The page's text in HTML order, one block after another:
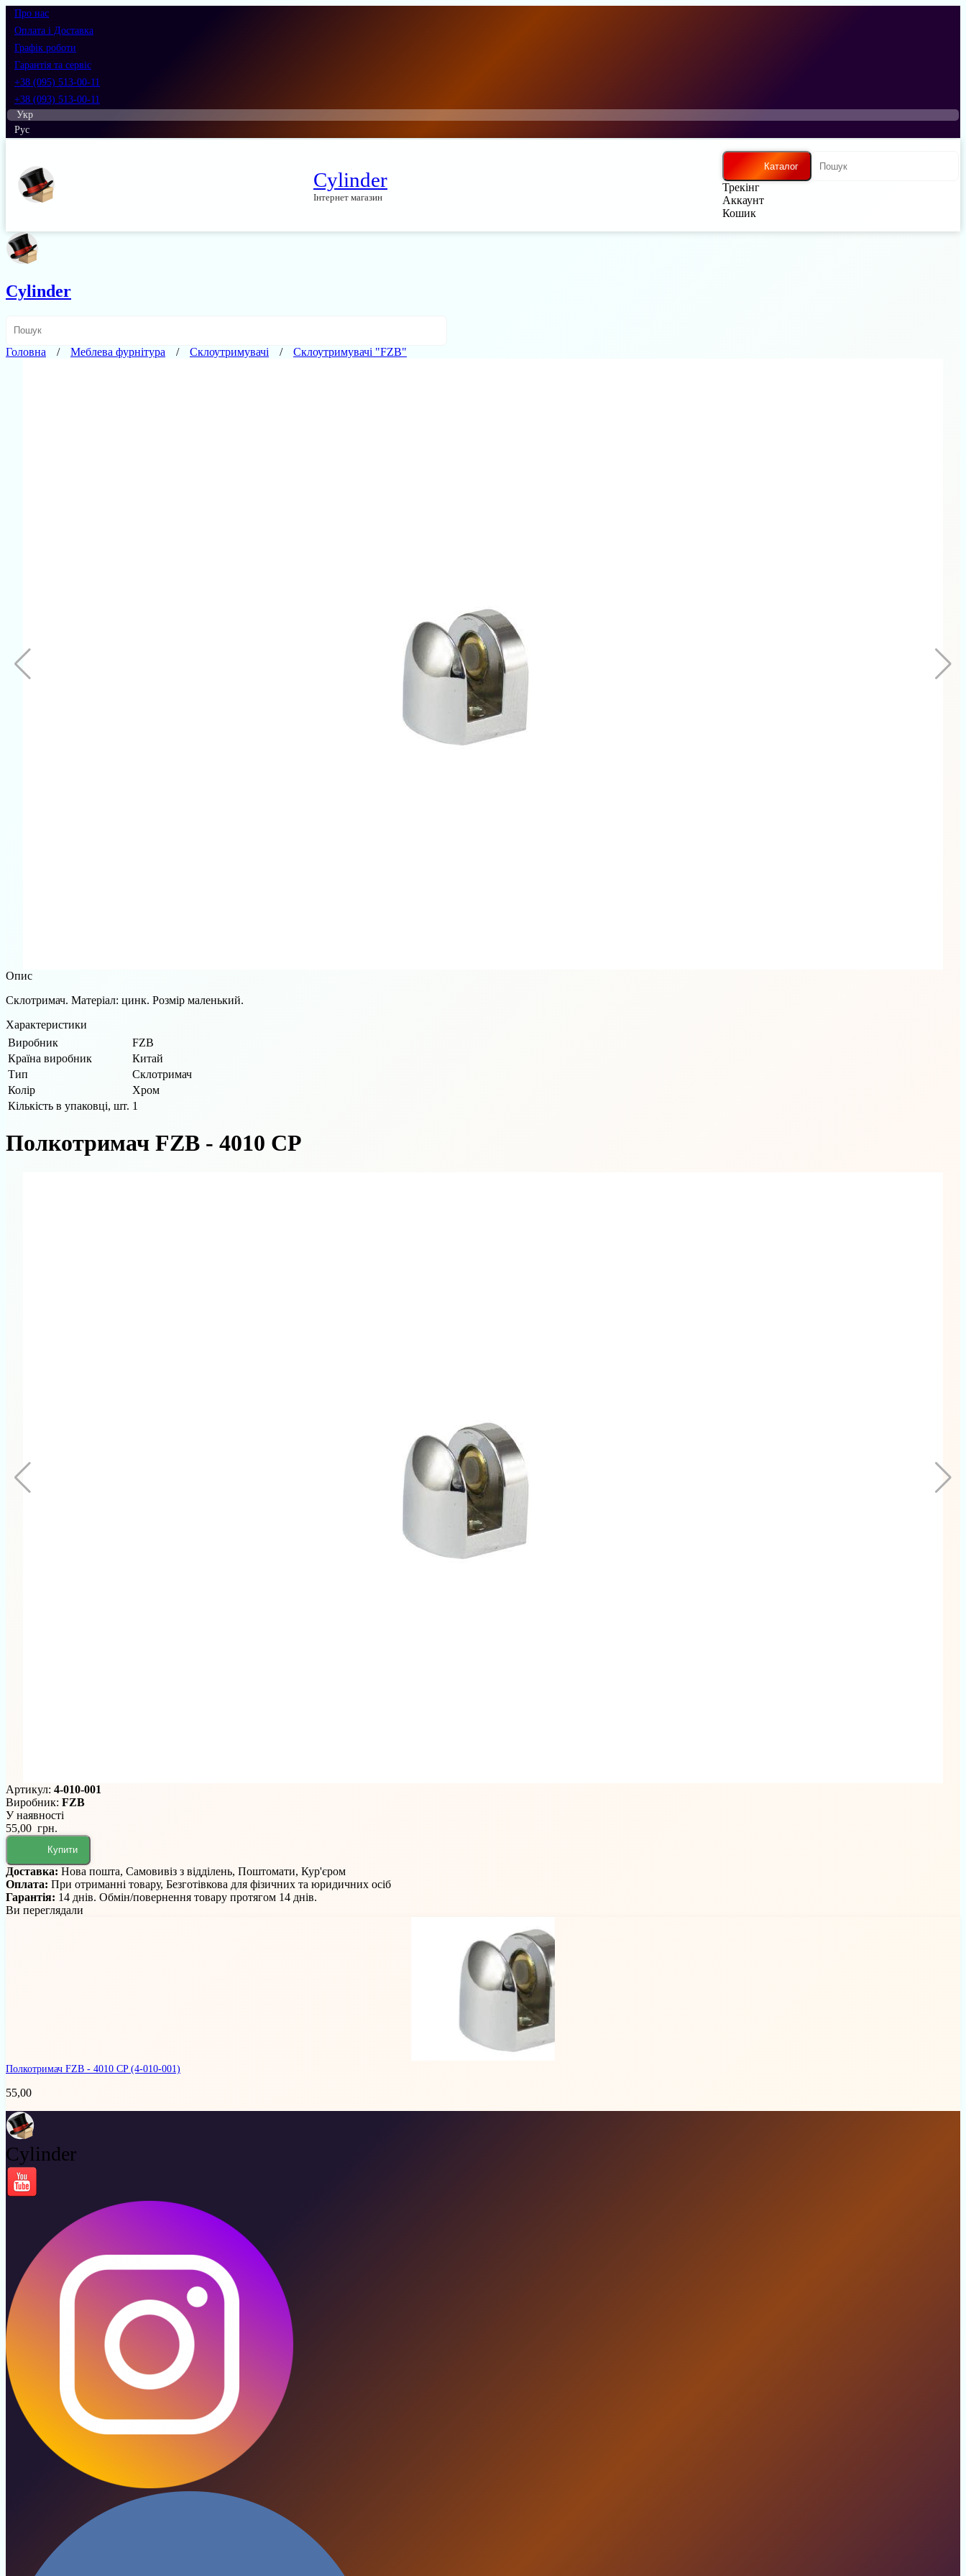
Про нас
Оплата і Доставка
Графік роботи
Гарантія та сервіс
+38 (095) 513-00-11
+38 (093) 513-00-11
Укр
Рус
Cylinder
Інтернет магазин
Каталог
Трекінг
Аккаунт
Кошик
Cylinder
Головна Меблева фурнітура Склоутримувачі Склоутримувачі "FZB"
Опис
Склотримач. Матеріал: цинк. Розмір маленький.
Характеристики
Виробник
FZB
Країна виробник
Китай
Тип
Склотримач
Колір
Хром
Кількість в упаковці, шт. 1
Полкотримач FZB - 4010 CP
Артикул: 4-010-001
Виробник: FZB
У наявності
55,00 грн.
Купити
Доставка: Нова пошта, Самовивіз з відділень, Поштомати, Кур'єром
Оплата: При отриманні товару, Безготівкова для фізичних та юридичних осіб
Гарантія: 14 днів. Обмін/повернення товару протягом 14 днів.
Ви переглядали
Полкотримач FZB - 4010 CP (4-010-001)
55,00
Cylinder